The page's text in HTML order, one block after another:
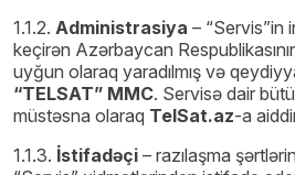
1.1.2. Administrasiya – “Servis”in
keçirən Azərbaycan
uyğun olaraq yaradılmış və
“TELSAT” MMC. Servisə dair
müstəsna olaraq TelSat.az-a
1.1.3. İstifadəçi – razılaşma